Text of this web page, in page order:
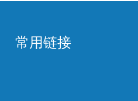
常用链接